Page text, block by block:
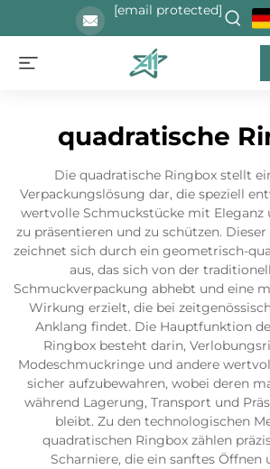
[email protected]
quadratische
Die quadratische Ringbox stellt
Verpackungslösung dar, die speziell
wertvolle Schmuckstücke mit Eleganz
zu präsentieren und zu schützen.
zeichnet sich durch ein geometrisch-
aus, das sich von der
Schmuckverpackung abhebt und eine
Wirkung erzielt, die bei
Anklang findet. Die Hauptfunktion
Ringbox besteht darin,
Modeschmuckringe und andere
sicher aufzubewahren, wobei deren
während Lagerung, Transport und
bleibt. Zu den technologischen
quadratischen Ringbox zählen
Scharniere, die ein sanftes Öffnen